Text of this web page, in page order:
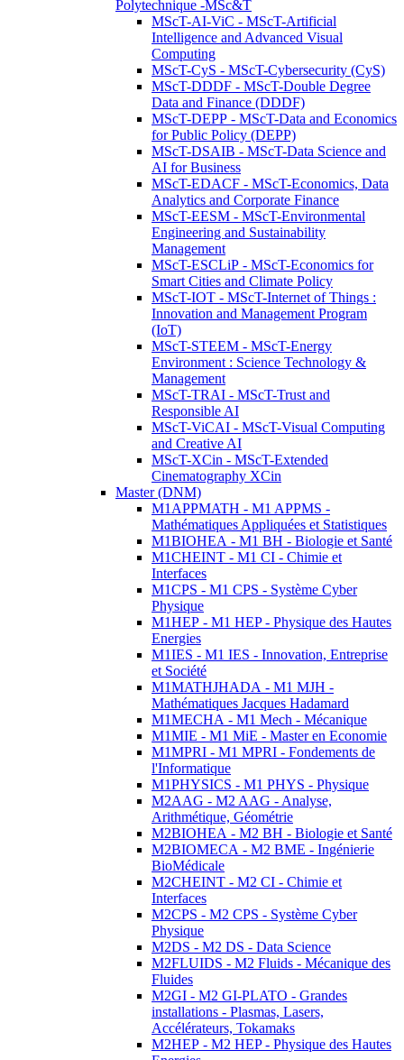
Polytechnique -MSc&T
MScT-AI-ViC - MScT-Artificial
Intelligence and Advanced Visual
Computing
MScT-CyS - MScT-Cybersecurity (CyS)
MScT-DDDF - MScT-Double Degree
Data and Finance (DDDF)
MScT-DEPP - MScT-Data and Economics
for Public Policy (DEPP)
MScT-DSAIB - MScT-Data Science and
AI for Business
MScT-EDACF - MScT-Economics, Data
Analytics and Corporate Finance
MScT-EESM - MScT-Environmental
Engineering and Sustainability
Management
MScT-ESCLiP - MScT-Economics for
Smart Cities and Climate Policy
MScT-IOT - MScT-Internet of Things :
Innovation and Management Program
(IoT)
MScT-STEEM - MScT-Energy
Environment : Science Technology &
Management
MScT-TRAI - MScT-Trust and
Responsible AI
MScT-ViCAI - MScT-Visual Computing
and Creative AI
MScT-XCin - MScT-Extended
Cinematography XCin
Master (DNM)
M1APPMATH - M1 APPMS -
Mathématiques Appliquées et Statistiques
M1BIOHEA - M1 BH - Biologie et Santé
M1CHEINT - M1 CI - Chimie et
Interfaces
M1CPS - M1 CPS - Système Cyber
Physique
M1HEP - M1 HEP - Physique des Hautes
Energies
M1IES - M1 IES - Innovation, Entreprise
et Société
M1MATHJHADA - M1 MJH -
Mathématiques Jacques Hadamard
M1MECHA - M1 Mech - Mécanique
M1MIE - M1 MiE - Master en Economie
M1MPRI - M1 MPRI - Fondements de
l'Informatique
M1PHYSICS - M1 PHYS - Physique
M2AAG - M2 AAG - Analyse,
Arithmétique, Géométrie
M2BIOHEA - M2 BH - Biologie et Santé
M2BIOMECA - M2 BME - Ingénierie
BioMédicale
M2CHEINT - M2 CI - Chimie et
Interfaces
M2CPS - M2 CPS - Système Cyber
Physique
M2DS - M2 DS - Data Science
M2FLUIDS - M2 Fluids - Mécanique des
Fluides
M2GI - M2 GI-PLATO - Grandes
installations - Plasmas, Lasers,
Accélérateurs, Tokamaks
M2HEP - M2 HEP - Physique des Hautes